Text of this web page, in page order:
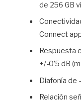
de 256 GB
Connect
Respuesta
+/-0’5 dB
Diafonía de
Relación